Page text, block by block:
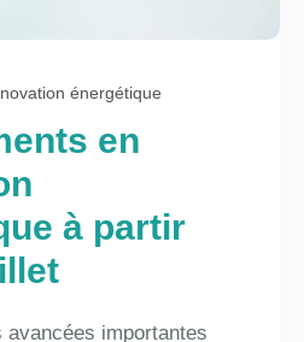
énergétique
en
à partir
avancées importantes